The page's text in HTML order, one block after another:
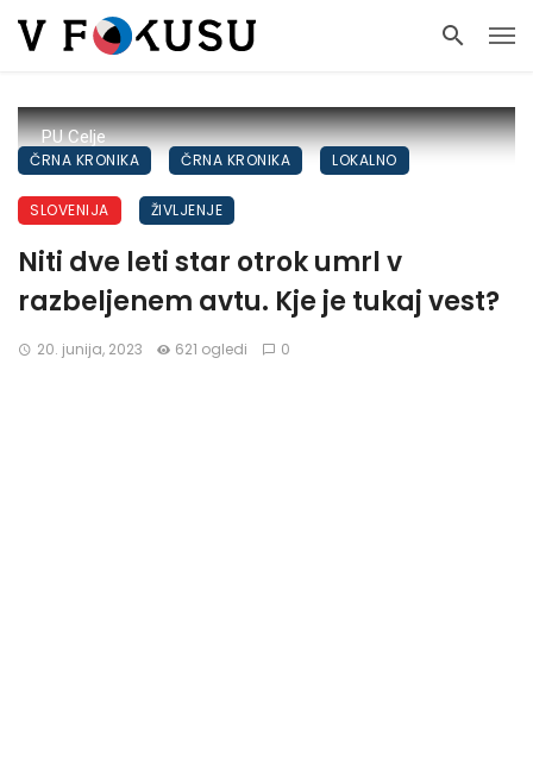
PU Celje
ČRNA KRONIKA ČRNA KRONIKA LOKALNO
SLOVENIJA ŽIVLJENJE
Niti dve leti star otrok umrl v
razbeljenem avtu. Kje je tukaj vest?
20. junija, 2023 621 ogledi 0